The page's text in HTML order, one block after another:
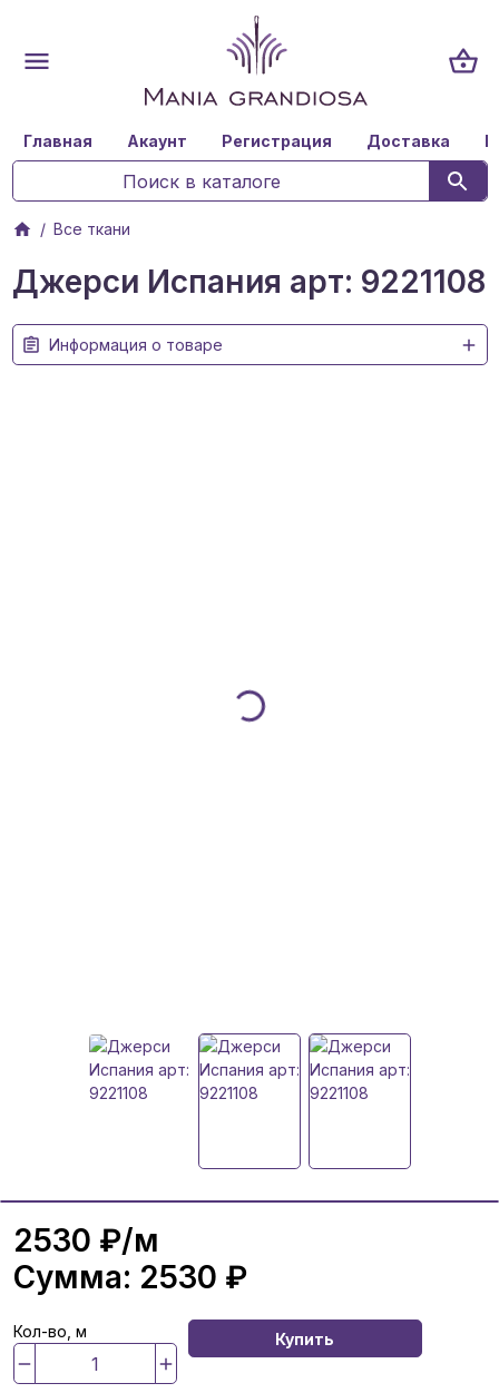
Главная Акаунт Регистрация Доставка
Все ткани
Джерси Испания арт: 9221108
Информация о товаре
2530 ₽/м
Сумма: 2530 ₽
Кол-во, м Купить